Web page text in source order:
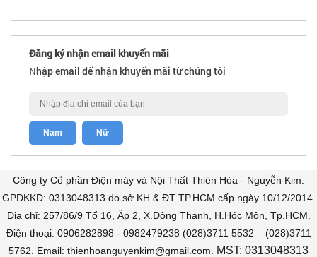
Đăng ký nhận email khuyến mãi
Nhập email để nhận khuyến mãi từ chúng tôi
Công ty Cổ phần Điện máy và Nội Thất Thiên Hòa - Nguyễn Kim.
GPDKKD: 0313048313 do sở KH & ĐT TP.HCM cấp ngày 10/12/2014.
Địa chỉ: 257/86/9 Tổ 16, Ấp 2, X.Đông Thạnh, H.Hóc Môn, Tp.HCM.
Điện thoại: 0906282898 - 0982479238 (028)3711 5532 – (028)3711
5762. Email: thienhoanguyenkim@gmail.com.
MST: 0313048313